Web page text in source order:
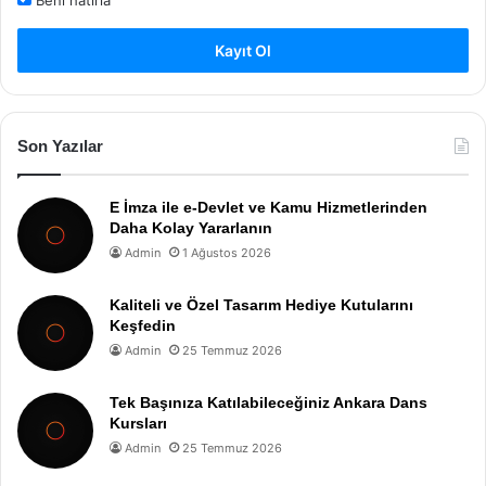
Kayıt Ol
Son Yazılar
E İmza ile e-Devlet ve Kamu Hizmetlerinden
Daha Kolay Yararlanın
Admin 1 Ağustos 2026
Kaliteli ve Özel Tasarım Hediye Kutularını
Keşfedin
Admin 25 Temmuz 2026
Tek Başınıza Katılabileceğiniz Ankara Dans
Kursları
Admin 25 Temmuz 2026